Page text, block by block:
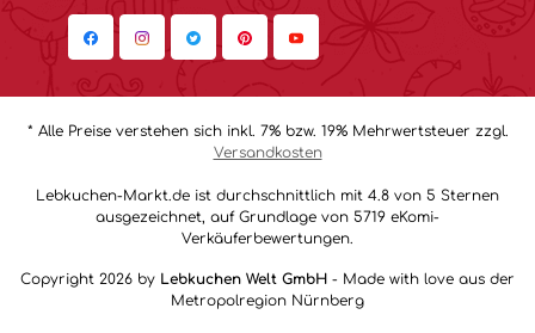
* Alle Preise verstehen sich inkl. 7% bzw. 19% Mehrwertsteuer zzgl.
Versandkosten
Lebkuchen-Markt.de ist durchschnittlich mit 4.8 von 5 Sternen
ausgezeichnet, auf Grundlage von 5719 eKomi-
Verkäuferbewertungen.
Copyright 2026 by Lebkuchen Welt GmbH - Made with love aus der
Metropolregion Nürnberg